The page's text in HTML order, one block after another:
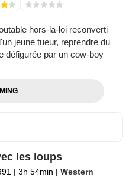
hors-la-loi reconverti
jeune tueur, reprendre du
défigurée par un cow-boy
les loups
| 3h 54min | Western